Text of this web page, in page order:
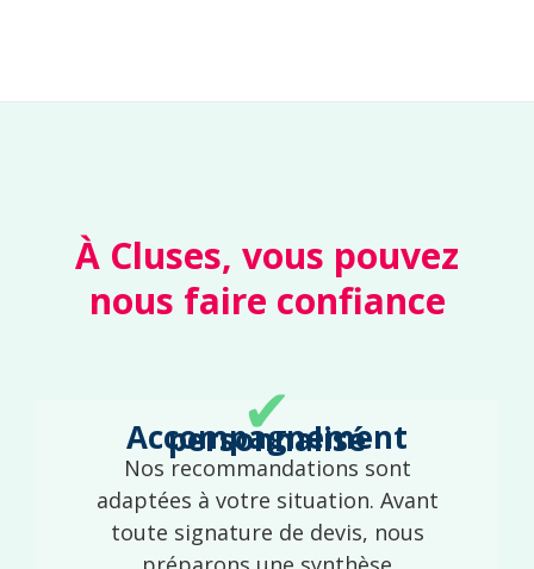
À Cluses, vous pouvez
nous faire confiance
✔
Accompagnement personnalisé
Nos recommandations sont
adaptées à votre situation. Avant
toute signature de devis, nous